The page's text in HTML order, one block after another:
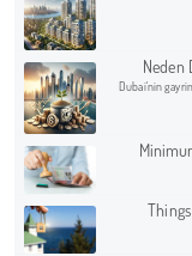
Neden
Dubai'nin